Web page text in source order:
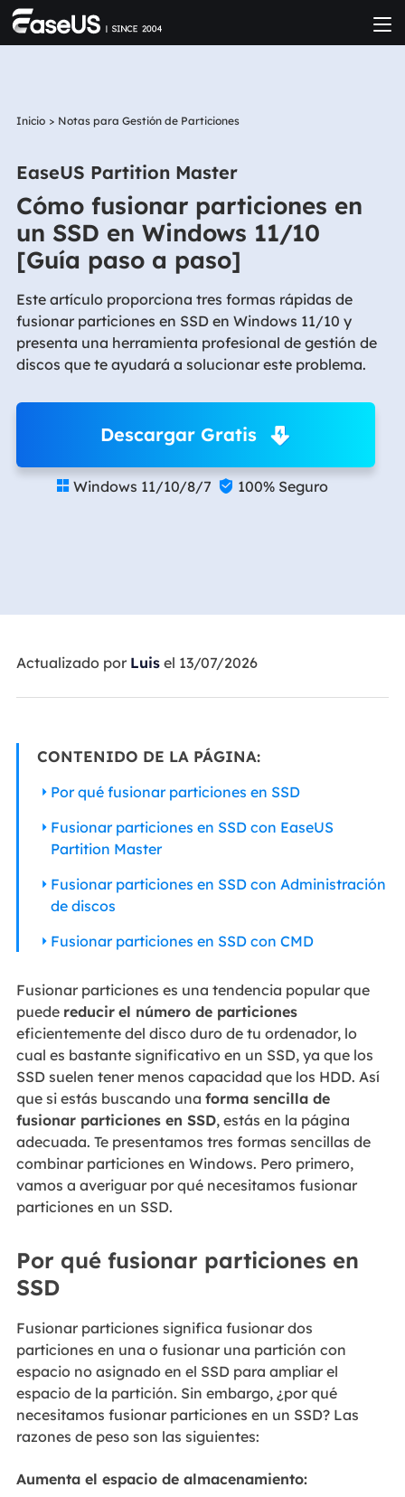
Inicio > Notas para Gestión de Particiones
EaseUS Partition Master
Cómo fusionar particiones en
un SSD en Windows 11/10
[Guía paso a paso]
Este artículo proporciona tres formas rápidas de
fusionar particiones en SSD en Windows 11/10 y
presenta una herramienta profesional de gestión de
discos que te ayudará a solucionar este problema.
Descargar Gratis
 Windows 11/10/8/7  100% Seguro
Actualizado por Luisel 13/07/2026
CONTENIDO DE LA PÁGINA:
Por qué fusionar particiones en SSD
Fusionar particiones en SSD con EaseUS
Partition Master
Fusionar particiones en SSD con Administración
de discos
Fusionar particiones en SSD con CMD
Fusionar particiones es una tendencia popular que
puede reducir el número de particiones
eficientemente del disco duro de tu ordenador, lo
cual es bastante significativo en un SSD, ya que los
SSD suelen tener menos capacidad que los HDD. Así
que si estás buscando una forma sencilla de
fusionar particiones en SSD, estás en la página
adecuada. Te presentamos tres formas sencillas de
combinar particiones en Windows. Pero primero,
vamos a averiguar por qué necesitamos fusionar
particiones en un SSD.
Por qué fusionar particiones en
SSD
Fusionar particiones significa fusionar dos
particiones en una o fusionar una partición con
espacio no asignado en el SSD para ampliar el
espacio de la partición. Sin embargo, ¿por qué
necesitamos fusionar particiones en un SSD? Las
razones de peso son las siguientes:
Aumenta el espacio de almacenamiento: